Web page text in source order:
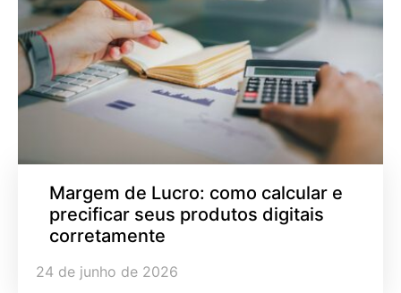
Margem de Lucro: como calcular e
precificar seus produtos digitais
corretamente
24 de junho de 2026